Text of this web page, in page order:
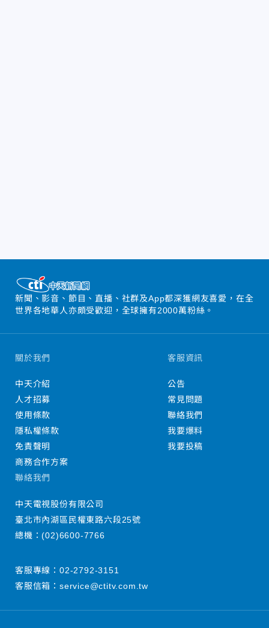
新聞、影音、節目、直播、社群及App都深獲網友喜愛，在全
世界各地華人亦頗受歡迎，全球擁有2000萬粉絲。
關於我們
中天介紹
人才招募
使用條款
隱私權條款
免責聲明
商務合作方案
客服資訊
公告
常見問題
聯絡我們
我要爆料
我要投稿
聯絡我們
中天電視股份有限公司
臺北市內湖區民權東路六段25號
總機：(02)6600-7766
客服專線： 02-2792-3151
客服信箱： service@ctitv.com.tw